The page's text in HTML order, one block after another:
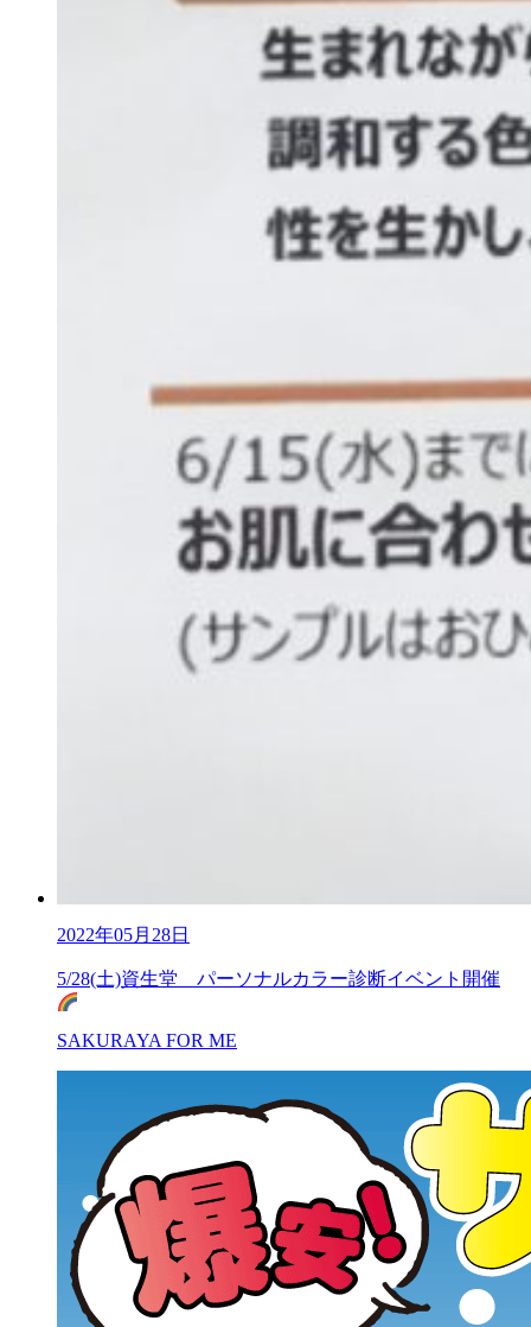
2022年05月28日
5/28(土)資生堂 パーソナルカラー診断イベント開催
SAKURAYA FOR ME